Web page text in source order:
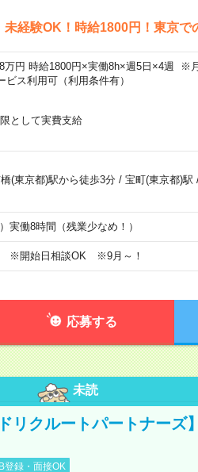
未経験OK！時給1800円！東京で
円 時給1800円×実働8h×週5日×4週 ※
ス利用可（利用条件有）
として実費支給
(東京都)駅から徒歩3分/ 宝町(東京都)駅
実働8時間（残業少なめ！）
※開始日相談OK ※9月～！
応募する
未読
リクルートパートナーズ
登録・面接OK